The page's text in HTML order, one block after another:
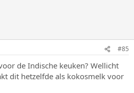
#85
de Indische keuken? Wellicht
dit hetzelfde als kokosmelk voor